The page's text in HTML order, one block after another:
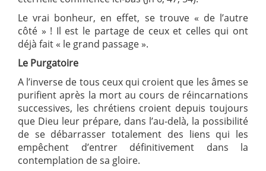
Le vrai bonheur, en effet, se trouve « de l’autre
côté » ! Il est le partage de ceux et celles qui ont
déjà fait « le grand passage ».
Le Purgatoire
A l’inverse de tous ceux qui croient que les âmes se
purifient après la mort au cours de réincarnations
successives, les chrétiens croient depuis toujours
que Dieu leur prépare, dans l’au-delà, la possibilité
de se débarrasser totalement des liens qui les
empêchent d’entrer définitivement dans la
contemplation de sa gloire.